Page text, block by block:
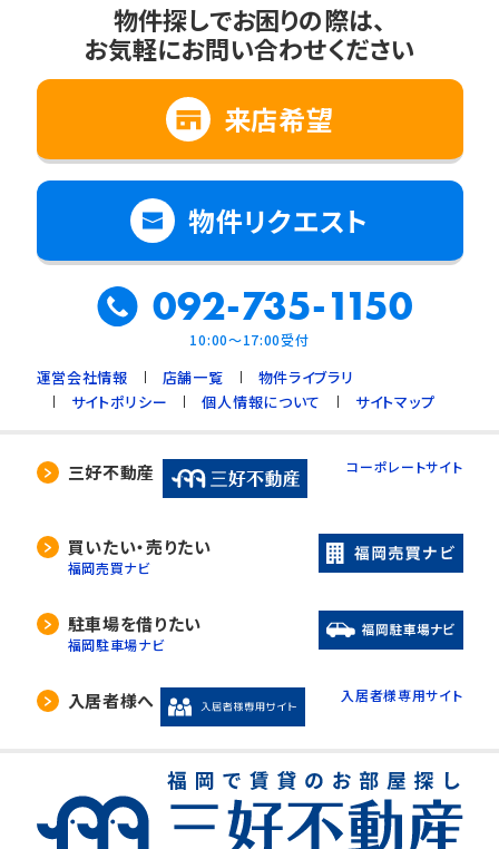
物件探しでお困りの際は、
お気軽にお問い合わせください
来店希望
物件リクエスト
092-735-1150
10:00～17:00受付
運営会社情報 店舗一覧
物件ライブラリ
サイトポリシー
個人情報について サイトマップ
三好不動産 コーポレートサイト
買いたい・売りたい
福岡売買ナビ
駐車場を借りたい
福岡駐車場ナビ
入居者様へ 入居者様専用サイト